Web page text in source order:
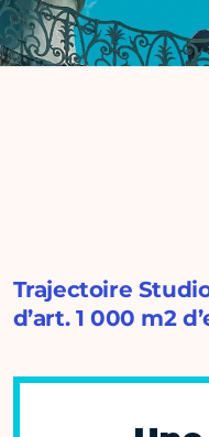
Trajectoire
d’art. 1 000 m2